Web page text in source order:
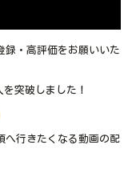
録・高評価をお願いいた
突破しました！
へ行きたくなる動画の配